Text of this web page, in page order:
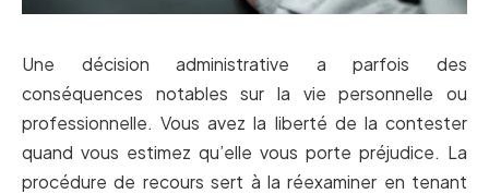
Une décision administrative a parfois des
conséquences notables sur la vie personnelle ou
professionnelle. Vous avez la liberté de la contester
quand vous estimez qu’elle vous porte préjudice. La
procédure de recours sert à la réexaminer en tenant